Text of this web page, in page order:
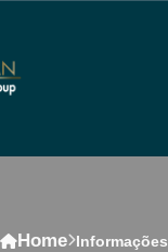
Home Informações